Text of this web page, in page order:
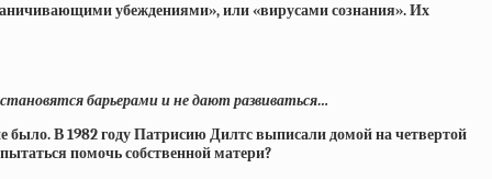
убеждениями», или «вирусами сознания». Их
барьерами и не дают развиваться…
было. В 1982 году Патрисию Дилтс выписали домой на четвертой
помочь собственной матери?